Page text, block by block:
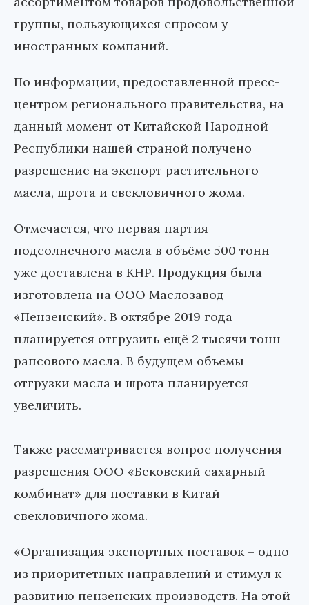
группы, пользующихся спросом у
иностранных компаний.
По информации, предоставленной пресс-
центром регионального правительства, на
данный момент от Китайской Народной
Республики нашей страной получено
разрешение на экспорт растительного
масла, шрота и свекловичного жома.
Отмечается, что первая партия
подсолнечного масла в объёме 500 тонн
уже доставлена в КНР. Продукция была
изготовлена на ООО Маслозавод
«Пензенский». В октябре 2019 года
планируется отгрузить ещё 2 тысячи тонн
рапсового масла. В будущем объемы
отгрузки масла и шрота планируется
увеличить.
Также рассматривается вопрос получения
разрешения ООО «Бековский сахарный
комбинат» для поставки в Китай
свекловичного жома.
«Организация экспортных поставок – одно
из приоритетных направлений и стимул к
развитию пензенских производств. На этой